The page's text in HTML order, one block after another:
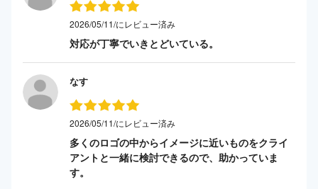
2026/05/11/にレビュー済み
対応が丁寧でいきとどいている。
なす
2026/05/11/にレビュー済み
多くのロゴの中からイメージに近いものをクライ
アントと一緒に検討できるので、助かっていま
す。